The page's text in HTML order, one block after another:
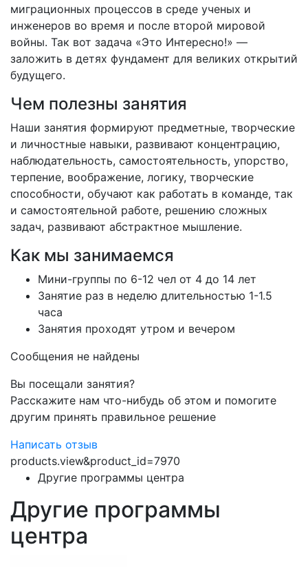
миграционных процессов в среде ученых и
инженеров во время и после второй мировой
войны. Так вот задача «Это Интересно!» —
заложить в детях фундамент для великих открытий
будущего.
Чем полезны занятия
Наши занятия формируют предметные, творческие
и личностные навыки, развивают концентрацию,
наблюдательность, самостоятельность, упорство,
терпение, воображение, логику, творческие
способности, обучают как работать в команде, так
и самостоятельной работе, решению сложных
задач, развивают абстрактное мышление.
Как мы занимаемся
Мини-группы по 6-12 чел от 4 до 14 лет
Занятие раз в неделю длительностью 1-1.5
часа
Занятия проходят утром и вечером
Сообщения не найдены
Вы посещали занятия?
Расскажите нам что-нибудь об этом и помогите
другим принять правильное решение
Написать отзыв
products.view&product_id=7970
Другие программы центра
Другие программы
центра